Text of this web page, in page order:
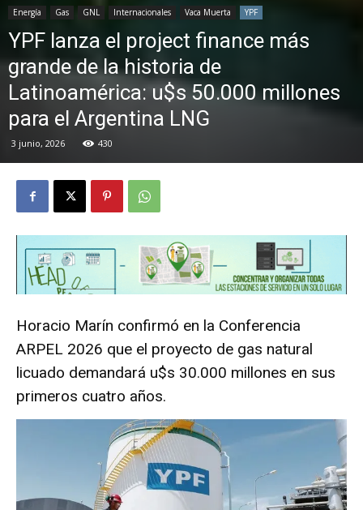
Energía Gas GNL Internacionales Vaca Muerta YPF
YPF lanza el project finance más
grande de la historia de
Latinoamérica: u$s 50.000 millones
para el Argentina LNG
3 junio, 2026 430
Horacio Marín confirmó en la Conferencia
ARPEL 2026 que el proyecto de gas natural
licuado demandará u$s 30.000 millones en sus
primeros cuatro años.